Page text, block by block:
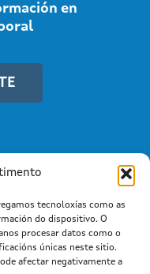
tecnoloxías como as
do dispositivo. O
procesar datos como o
únicas neste sitio.
afectar negativamente a
en
pola Xunta de